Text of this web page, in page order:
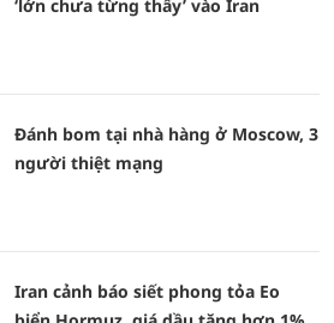
‘lớn chưa từng thấy’ vào Iran
Đánh bom tại nhà hàng ở Moscow, 3
người thiệt mạng
Iran cảnh báo siết phong tỏa Eo